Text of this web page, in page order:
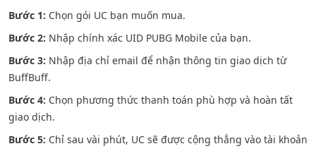
Bước 1: Chọn gói UC bạn muốn mua.
Bước 2: Nhập chính xác UID PUBG Mobile của bạn.
Bước 3: Nhập địa chỉ email để nhận thông tin giao dịch từ
BuffBuff.
Bước 4: Chọn phương thức thanh toán phù hợp và hoàn tất
giao dịch.
Bước 5: Chỉ sau vài phút, UC sẽ được cộng thẳng vào tài khoản